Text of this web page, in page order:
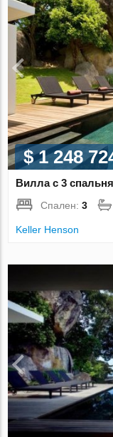
$ 1 248
Вилла с 3
Спален:3
Keller Henson